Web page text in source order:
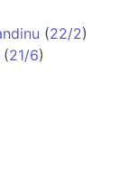
(22/2)
(21/6)